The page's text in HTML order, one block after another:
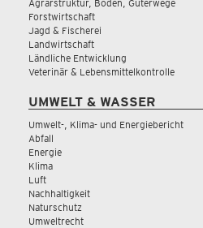
Agrarstruktur, Boden, Güterwege
Forstwirtschaft
Jagd & Fischerei
Landwirtschaft
Ländliche Entwicklung
Veterinär & Lebensmittelkontrolle
UMWELT & WASSER
Umwelt-, Klima- und Energiebericht
Abfall
Energie
Klima
Luft
Nachhaltigkeit
Naturschutz
Umweltrecht